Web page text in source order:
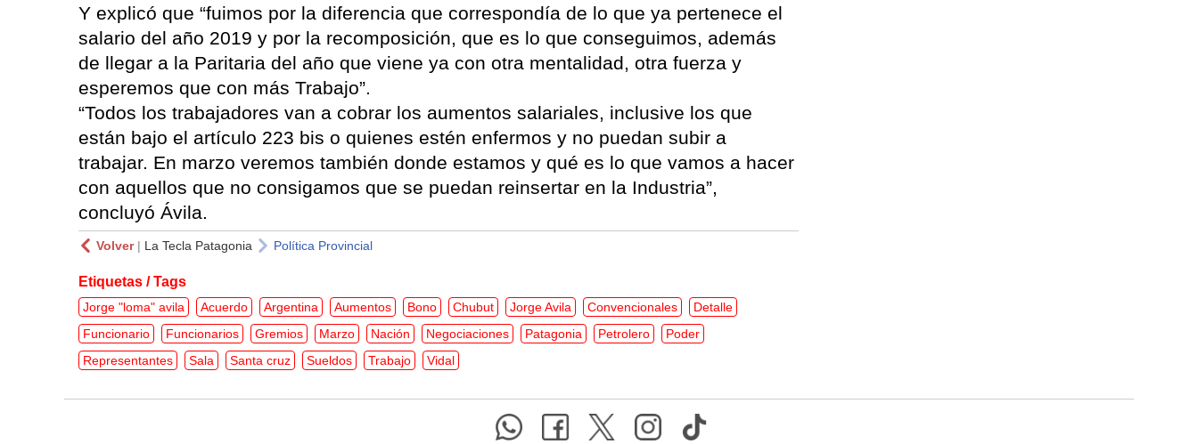
Y explicó que “fuimos por la diferencia que correspondía de lo que ya pertenece el
salario del año 2019 y por la recomposición, que es lo que conseguimos, además
de llegar a la Paritaria del año que viene ya con otra mentalidad, otra fuerza y
esperemos que con más Trabajo”.
“Todos los trabajadores van a cobrar los aumentos salariales, inclusive los que
están bajo el artículo 223 bis o quienes estén enfermos y no puedan subir a
trabajar. En marzo veremos también donde estamos y qué es lo que vamos a hacer
con aquellos que no consigamos que se puedan reinsertar en la Industria”,
concluyó Ávila.
Volver| La Tecla Patagonia Política Provincial
Etiquetas / Tags
Jorge "loma" avila Acuerdo Argentina Aumentos Bono Chubut Jorge Avila Convencionales
Detalle
Funcionario
Funcionarios Gremios Marzo Nación Negociaciones Patagonia Petrolero
Poder
Representantes
Sala Santa cruz Sueldos Trabajo Vidal